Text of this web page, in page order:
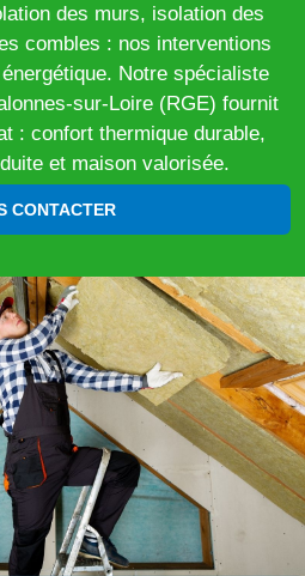
des murs, isolation des
combles : nos interventions
Notre spécialiste
sur-Loire (RGE) fournit
: confort thermique durable,
et maison valorisée.
CONTACTER